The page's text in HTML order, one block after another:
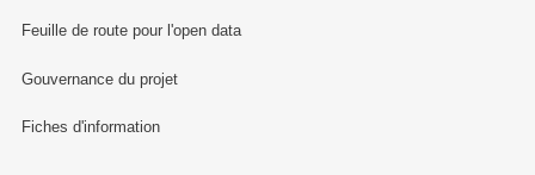
Feuille de route pour l'open data
Gouvernance du projet
Fiches d'information